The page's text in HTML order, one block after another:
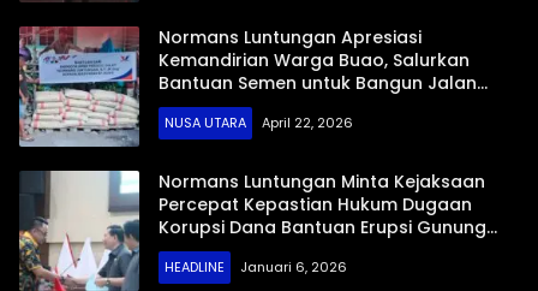
Normans Luntungan Apresiasi
Kemandirian Warga Buao, Salurkan
Bantuan Semen untuk Bangun Jalan
Kebun
NUSA UTARA April 22, 2026
Normans Luntungan Minta Kejaksaan
Percepat Kepastian Hukum Dugaan
Korupsi Dana Bantuan Erupsi Gunung
Ruang
HEADLINE Januari 6, 2026